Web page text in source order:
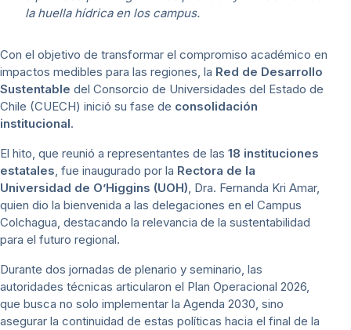
la huella hídrica en los campus.
Con el objetivo de transformar el compromiso académico en
impactos medibles para las regiones, la Red de Desarrollo
Sustentable del Consorcio de Universidades del Estado de
Chile (CUECH) inició su fase de consolidación
institucional.
El hito, que reunió a representantes de las 18 instituciones
estatales, fue inaugurado por la Rectora de la
Universidad de O’Higgins (UOH), Dra. Fernanda Kri Amar,
quien dio la bienvenida a las delegaciones en el Campus
Colchagua, destacando la relevancia de la sustentabilidad
para el futuro regional.
Durante dos jornadas de plenario y seminario, las
autoridades técnicas articularon el Plan Operacional 2026,
que busca no solo implementar la Agenda 2030, sino
asegurar la continuidad de estas políticas hacia el final de la